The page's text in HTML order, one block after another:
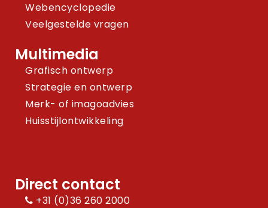
Webencyclopedie
Veelgestelde vragen
Multimedia
Grafisch ontwerp
Strategie en ontwerp
Merk- of imagoadvies
Huisstijlontwikkeling
Direct contact
+31 (0)36 260 2000